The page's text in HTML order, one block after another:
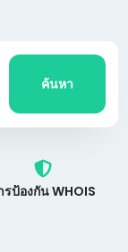
ค้นหา
รป้องกัน WHOIS